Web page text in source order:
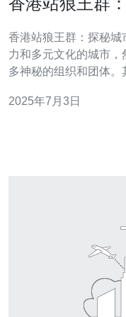
香港站狼王群：探秘城市中的神秘
力和多元文化的城市
多神秘的组织和团体
奇。 狼王群的起源可以追溯到数十年前，据说是由一群狼
2025年7月3日